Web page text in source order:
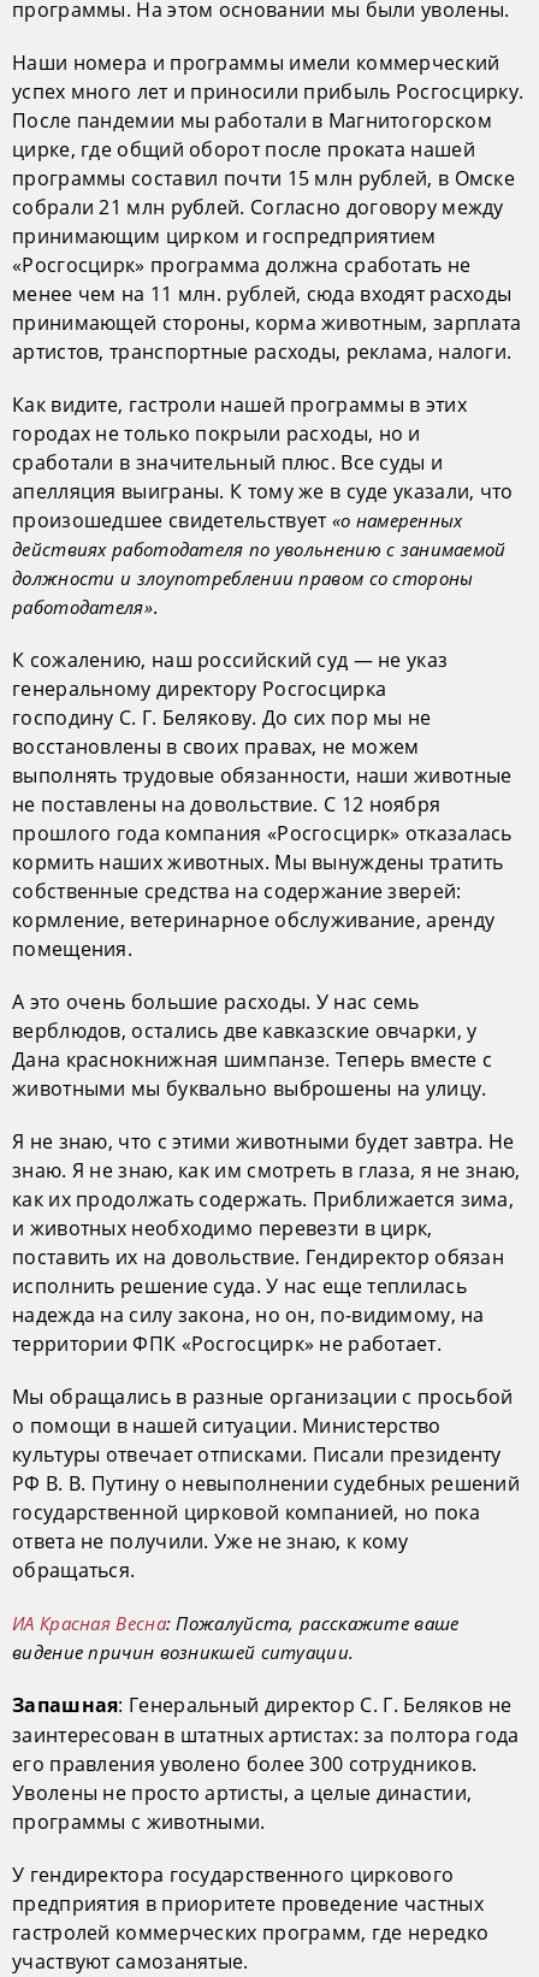
программы. На этом основании мы были уволены.
Наши номера и программы имели коммерческий
успех много лет и приносили прибыль Росгосцирку.
После пандемии мы работали в Магнитогорском
цирке, где общий оборот после проката нашей
программы составил почти 15 млн рублей, в Омске
собрали 21 млн рублей. Согласно договору между
принимающим цирком и госпредприятием
«Росгосцирк» программа должна сработать не
менее чем на 11 млн. рублей, сюда входят расходы
принимающей стороны, корма животным, зарплата
артистов, транспортные расходы, реклама, налоги.
Как видите, гастроли нашей программы в этих
городах не только покрыли расходы, но и
сработали в значительный плюс. Все суды и
апелляция выиграны. К тому же в суде указали, что
произошедшее свидетельствует «о намеренных
действиях работодателя по увольнению с занимаемой
должности и злоупотреблении правом со стороны
работодателя».
К сожалению, наш российский суд — не указ
генеральному директору Росгосцирка
господину С. Г. Белякову. До сих пор мы не
восстановлены в своих правах, не можем
выполнять трудовые обязанности, наши животные
не поставлены на довольствие. С 12 ноября
прошлого года компания «Росгосцирк» отказалась
кормить наших животных. Мы вынуждены тратить
собственные средства на содержание зверей:
кормление, ветеринарное обслуживание, аренду
помещения.
А это очень большие расходы. У нас семь
верблюдов, остались две кавказские овчарки, у
Дана краснокнижная шимпанзе. Теперь вместе с
животными мы буквально выброшены на улицу.
Я не знаю, что с этими животными будет завтра. Не
знаю. Я не знаю, как им смотреть в глаза, я не знаю,
как их продолжать содержать. Приближается зима,
и животных необходимо перевезти в цирк,
поставить их на довольствие. Гендиректор обязан
исполнить решение суда. У нас еще теплилась
надежда на силу закона, но он, по-видимому, на
территории ФПК «Росгосцирк» не работает.
Мы обращались в разные организации с просьбой
о помощи в нашей ситуации. Министерство
культуры отвечает отписками. Писали президенту
РФ В. В. Путину о невыполнении судебных решений
государственной цирковой компанией, но пока
ответа не получили. Уже не знаю, к кому
обращаться.
ИА Красная Весна: Пожалуйста, расскажите ваше
видение причин возникшей ситуации.
Запашная: Генеральный директор С. Г. Беляков не
заинтересован в штатных артистах: за полтора года
его правления уволено более 300 сотрудников.
Уволены не просто артисты, а целые династии,
программы с животными.
У гендиректора государственного циркового
предприятия в приоритете проведение частных
гастролей коммерческих программ, где нередко
участвуют самозанятые.